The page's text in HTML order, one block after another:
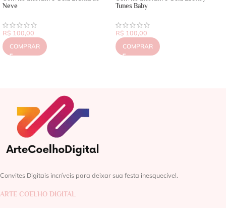
Neve
R$ 100,00
COMPRAR
Tunes Baby
R$ 100,00
COMPRAR
Convites Digitais incríveis para deixar sua festa inesquecível.
ARTE COELHO DIGITAL